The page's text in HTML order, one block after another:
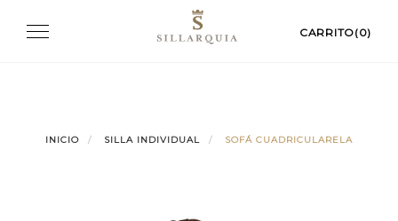
Toggle CARRITO(0)
INICIO SILLA INDIVIDUAL SOFÁ CUADRICULARELA